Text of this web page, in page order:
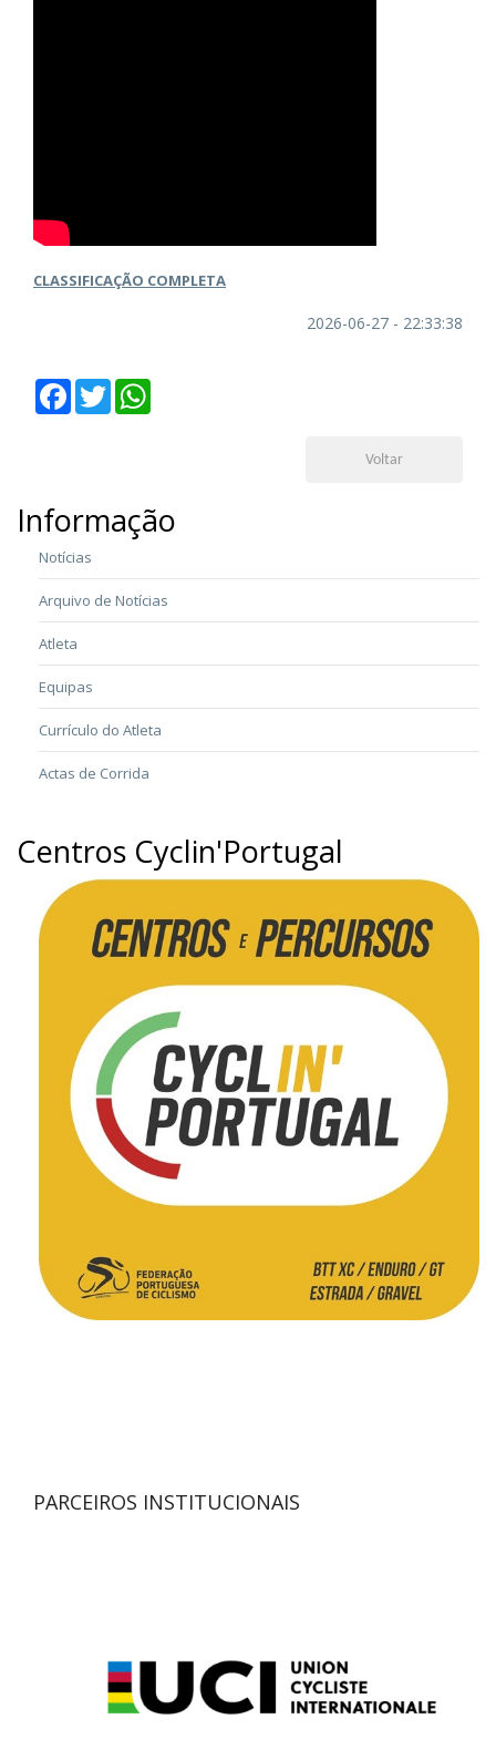
CLASSIFICAÇÃO COMPLETA
2026-06-27 - 22:33:38
Facebook
Twitter
Voltar
Informação
Notícias
Arquivo de Notícias
Atleta
Equipas
Currículo do Atleta
Actas de Corrida
Centros Cyclin'Portugal
PARCEIROS INSTITUCIONAIS